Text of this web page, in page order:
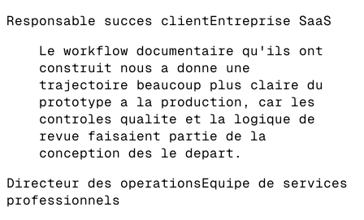
Responsable succes clientEntreprise SaaS
Le workflow documentaire qu'ils ont
construit nous a donne une
trajectoire beaucoup plus claire du
prototype a la production, car les
controles qualite et la logique de
revue faisaient partie de la
conception des le depart.
Directeur des operationsEquipe de services
professionnels